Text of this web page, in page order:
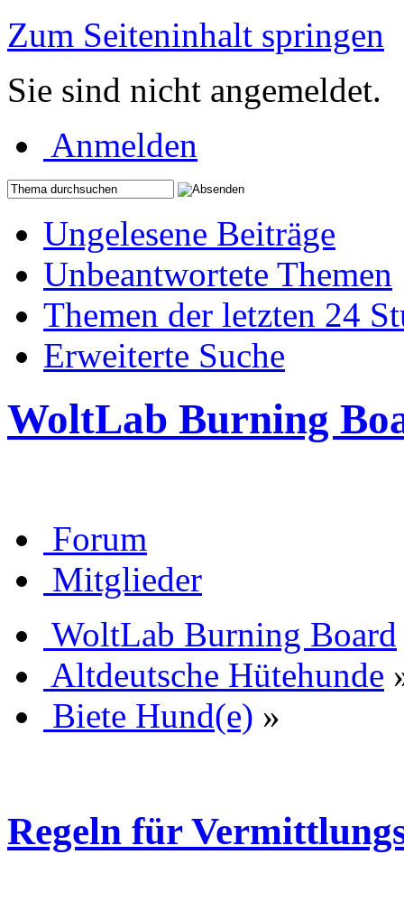
Zum Seiteninhalt springen
Sie sind nicht angemeldet.
Anmelden
Ungelesene Beiträge
Unbeantwortete Themen
Themen der letzten 24
Erweiterte Suche
WoltLab Burning
Forum
Mitglieder
WoltLab Burning Board
Altdeutsche Hütehunde
Biete Hund(e) »
Regeln für